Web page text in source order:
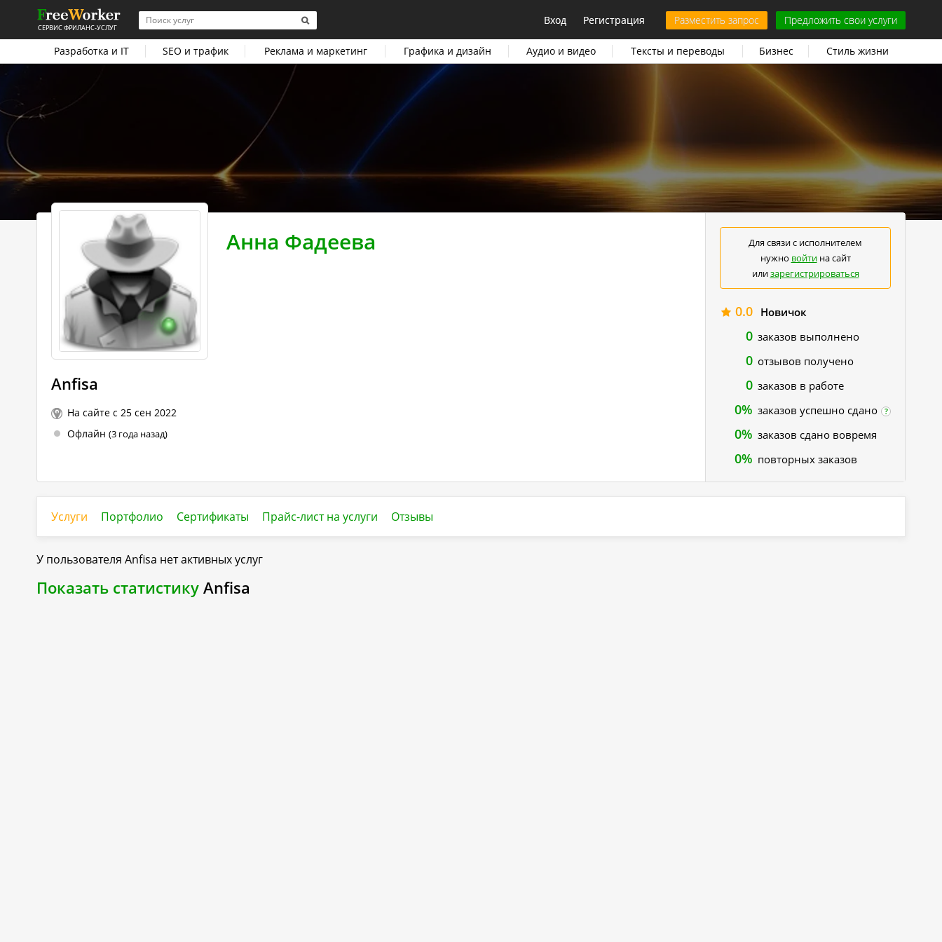
СЕРВИС ФРИЛАНС-УСЛУГ
Вход Регистрация Разместить запрос Предложить свои услуги
Разработка и IT SEO и трафик Реклама и маркетинг Графика и дизайн Аудио и видео Тексты и переводы Бизнес Стиль жизни
Anfisa
На сайте с 25 сен 2022
Офлайн (3 года назад)
Анна Фадеева
Для связи с исполнителем
нужно войтина сайт
илизарегистрироваться
0.0 Новичок
0 заказов выполнено
0 отзывов получено
0 заказов в работе
0% заказов успешно сдано ?
0% заказов сдано вовремя
0% повторных заказов
Услуги Портфолио Сертификаты Прайс-лист на услуги Отзывы
У пользователя Anfisa нет активных услуг
Показать статистику Anfisa